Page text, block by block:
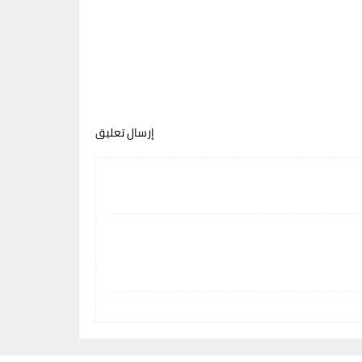
إرسال تعليق